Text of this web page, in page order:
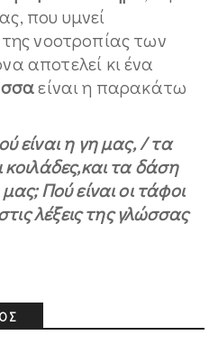
που υμνεί
της νοοτροπίας των
αποτελεί κι ένα
είναι η παρακάτω
είναι η γη μας, / τα
τα δάση
Πού είναι οι τάφοι
λέξεις της γλώσσας